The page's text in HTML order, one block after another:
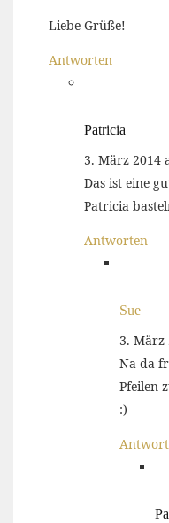
Liebe Grüße!
Antworten
Patricia
3. März 2014
Das ist eine
Patricia
Antworten
Sue
3. März
Na da
Pfeilen
:)